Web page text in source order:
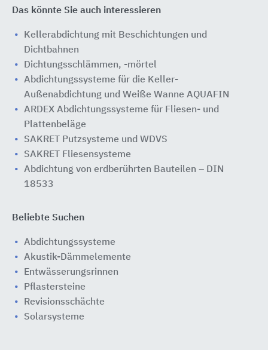
Das könnte Sie auch interessieren
Kellerabdichtung mit Beschichtungen und
Dichtbahnen
Dichtungsschlämmen, -mörtel
Abdichtungssysteme für die Keller-
Außenabdichtung und Weiße Wanne AQUAFIN
ARDEX Abdichtungssysteme für Fliesen- und
Plattenbeläge
SAKRET Putzsysteme und WDVS
SAKRET Fliesensysteme
Abdichtung von erdberührten Bauteilen – DIN
18533
Beliebte Suchen
Abdichtungssysteme
Akustik-Dämmelemente
Entwässerungsrinnen
Pflastersteine
Revisionsschächte
Solarsysteme